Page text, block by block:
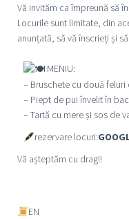
Vă invităm ca împreună să
Locurile sunt limitate, din
anunțată, să vă înscrieți și
MENIU:
– Bruschete cu două
– Piept de pui învelit în
– Tartă cu mere și sos de
rezervare locuri:
Vă așteptăm cu drag!!
EN